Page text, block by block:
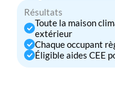
Résultats
Toute la maison
extérieur
Chaque occupant
Éligible aides CEE